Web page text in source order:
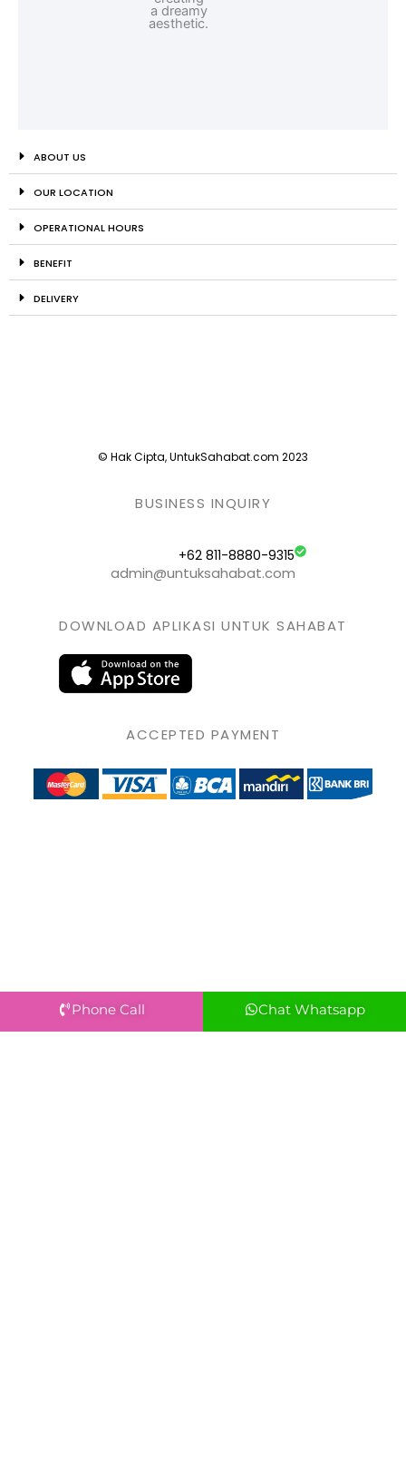
ABOUT US
OUR LOCATION
OPERATIONAL HOURS
BENEFIT
DELIVERY
© Hak Cipta, UntukSahabat.com 2023
BUSINESS INQUIRY
+62 811-8880-9315
admin@untuksahabat.com
DOWNLOAD APLIKASI UNTUK SAHABAT
ACCEPTED PAYMENT
Phone Call Chat Whatsapp